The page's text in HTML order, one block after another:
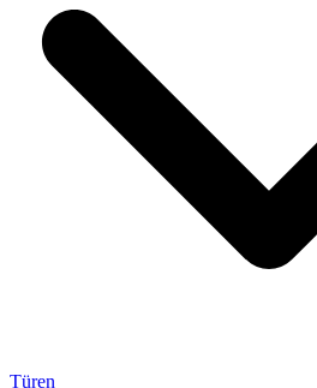
Türen